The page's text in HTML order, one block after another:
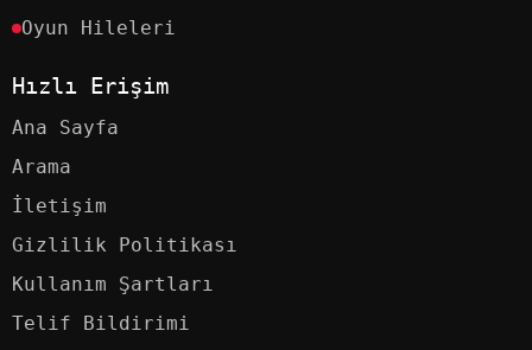
Oyun Hileleri
Hızlı Erişim
Ana Sayfa
Arama
İletişim
Gizlilik Politikası
Kullanım Şartları
Telif Bildirimi